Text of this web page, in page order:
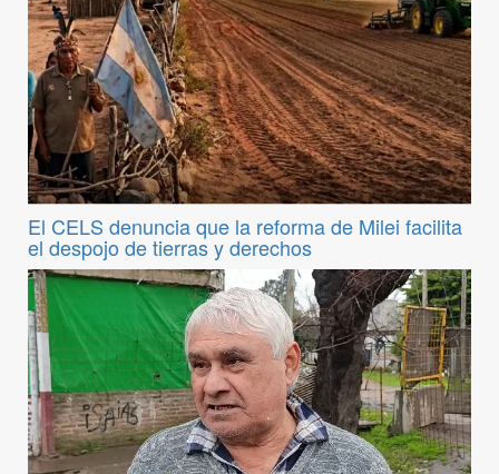
El CELS denuncia que la reforma de Milei facilita
el despojo de tierras y derechos